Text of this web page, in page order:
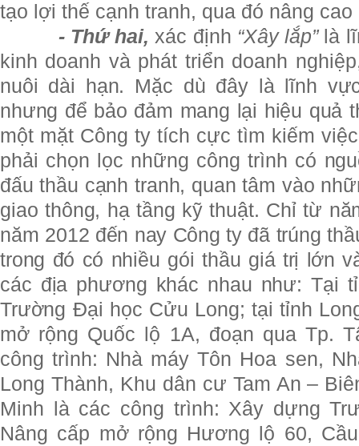
tạo lợi thế cạnh tranh, qua đó nâng
- Thứ hai, xác định “Xây lắp”là
kinh doanh và phát triển doanh
nuôi dài hạn. Mặc dù đây là lĩnh
nhưng để bảo đảm mang lại hiệu quả
một mặt Công ty tích cực tìm kiếm
phải chọn lọc những công trình có
đấu thầu cạnh tranh, quan tâm vào
giao thông, hạ tầng kỹ thuật. Chỉ từ
năm 2012 đến nay Công ty đã trúng
trong đó có nhiều gói thầu giá trị lớn
các địa phương khác nhau như: Tại
Trường Đại học Cửu Long; tại tỉnh
mở rộng Quốc lộ 1A, đoạn qua Tp.
công trình: Nhà máy Tôn Hoa sen,
Long Thành, Khu dân cư Tam An –
Minh là các công trình: Xây dựng
Nâng cấp mở rộng Hương lộ 60,